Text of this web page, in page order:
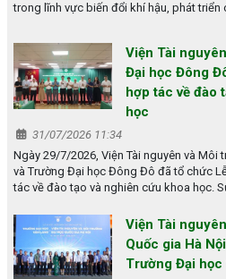
trong lĩnh vực biến đổi khí hậu, phát triển
Viện Tài
Đại học Đông
hợp tác về đào
học
31/07/2026 11:34
Ngày 29/7/2026, Viện Tài nguyên và Môi
và Trường Đại học Đông Đô đã tổ chức
tác về đào tạo và nghiên cứu khoa học.
Viện Tài
Quốc gia Hà
Trường Đại học